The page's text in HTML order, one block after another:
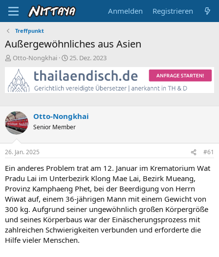
Anmelden Registrieren
Treffpunkt
Außergewöhnliches aus Asien
E
s
t
e
l
e
r
Otto-Nongkhai
E
s
e
t
a
25. Dez. 2023
Otto-Nongkhai
Senior Member
26. Jan. 2025 #61
Ein anderes Problem trat am 12. Januar im Krematorium Wat
Pradu Lai im Unterbezirk Klong Mae Lai, Bezirk Mueang,
Provinz Kamphaeng Phet, bei der Beerdigung von Herrn
Wiwat auf, einem 36-jährigen Mann mit einem Gewicht von
300 kg. Aufgrund seiner ungewöhnlich großen Körpergröße
und seines Körperbaus war der Einäscherungsprozess mit
zahlreichen Schwierigkeiten verbunden und erforderte die
Hilfe vieler Menschen.